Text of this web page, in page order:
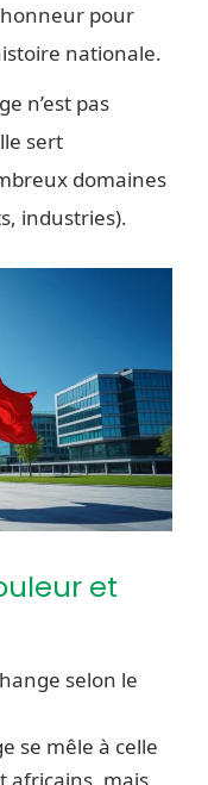
pour
nationale.
n’est pas
sert
domaines
industries).
et
selon le
se mêle à celle